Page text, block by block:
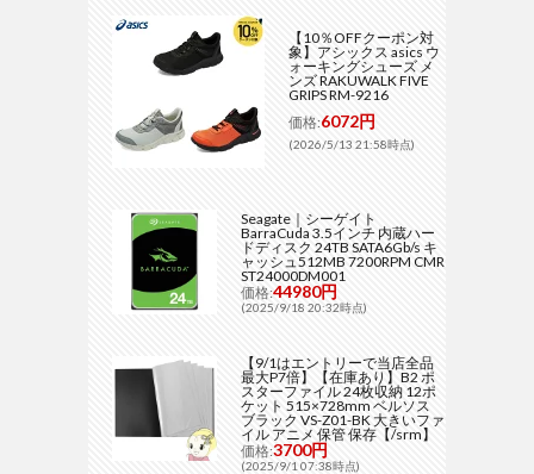
【10％OFFクーポン対
象】アシックス asics ウ
ォーキングシューズ メ
ンズ RAKUWALK FIVE
GRIPS RM-9216
価格:6072円
(2026/5/13 21:58時点)
Seagate｜シーゲイト
BarraCuda 3.5インチ 内蔵ハー
ドディスク 24TB SATA6Gb/s キ
ャッシュ512MB 7200RPM CMR
ST24000DM001
価格:44980円
(2025/9/18 20:32時点)
【9/1はエントリーで当店全品
最大P7倍】【在庫あり】B2 ポ
スターファイル 24枚収納 12ポ
ケット 515×728mm ベルソス
ブラック VS-Z01-BK 大きいファ
イル アニメ 保管 保存【/srm】
価格:3700円
(2025/9/1 07:38時点)